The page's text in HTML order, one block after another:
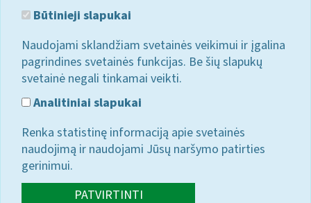
Būtinieji slapukai
Naudojami sklandžiam svetainės veikimui ir įgalina
pagrindines svetainės funkcijas. Be šių slapukų
svetainė negali tinkamai veikti.
Analitiniai slapukai
Renka statistinę informaciją apie svetainės
naudojimą ir naudojami Jūsų naršymo patirties
gerinimui.
PATVIRTINTI